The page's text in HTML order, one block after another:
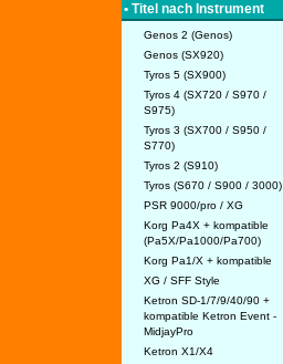
• Titel nach Instrument
Genos 2 (Genos)
Genos (SX920)
Tyros 5 (SX900)
Tyros 4 (SX720 / S970 /
S975)
Tyros 3 (SX700 / S950 /
S770)
Tyros 2 (S910)
Tyros (S670 / S900 / 3000)
PSR 9000/pro / XG
Korg Pa4X + kompatible
(Pa5X/Pa1000/Pa700)
Korg Pa1/X + kompatible
XG / SFF Style
Ketron SD-1/7/9/40/90 +
kompatible Ketron Event -
MidjayPro
Ketron X1/X4